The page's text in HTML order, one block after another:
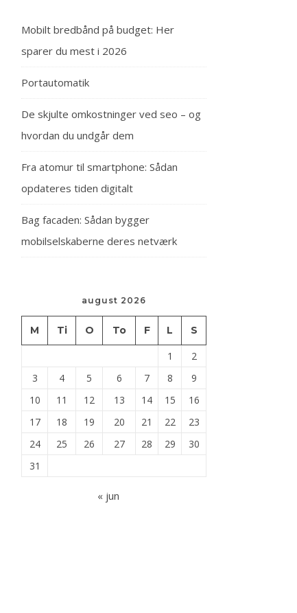
Mobilt bredbånd på budget: Her
sparer du mest i 2026
Portautomatik
De skjulte omkostninger ved seo – og
hvordan du undgår dem
Fra atomur til smartphone: Sådan
opdateres tiden digitalt
Bag facaden: Sådan bygger
mobilselskaberne deres netværk
august 2026
M Ti O To F L S
1
2
3
4 5 6 7 8
9
10
11 12 13 14 15
16
17
18 19 20 21 22
23
24
25 26 27 28 29
30
31
« jun